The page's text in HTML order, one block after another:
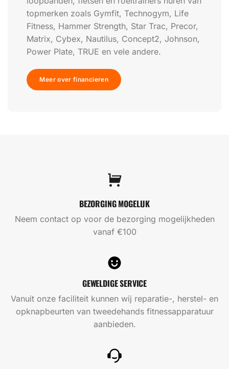
topmerken zoals Gymfit, Technogym, Life
Fitness, Hammer Strength, Star Trac, Precor,
Matrix, Cybex, Nautilus, Concept2, Johnson,
Power Plate, TRUE en vele andere.
Meer over financieren
BEZORGING MOGELIJK
Neem contact op voor de bezorging mogelijkheden
vanaf €100
GEWELDIGE SERVICE
Vanuit onze faciliteit kunnen wij reparatie-, herstel- en
opknapbeurten van tweedehands fitnessapparatuur
aanbieden.